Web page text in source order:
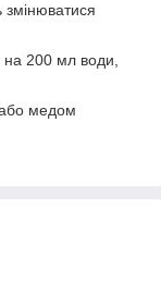
на 200 мл води,
медом